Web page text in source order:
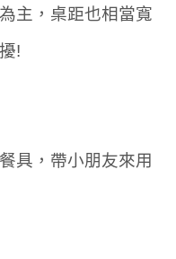
主，桌距也相當寬
!
具，帶小朋友來用